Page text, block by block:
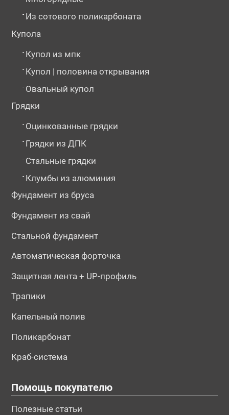
- Из сотового поликарбоната
Купола
- Купол из мпк
- Купол | половина открывания
- Овальный купол
Грядки
- Оцинкованные грядки
- Грядки из ДПК
- Стальные грядки
- Клумбы из алюминия
Фундамент из бруса
Фундамент из свай
Стальной фундамент
Автоматическая форточка
Защитная лента + UP-профиль
Трапики
Капельный полив
Поликарбонат
Краб-система
Помощь покупателю
Полезные статьи